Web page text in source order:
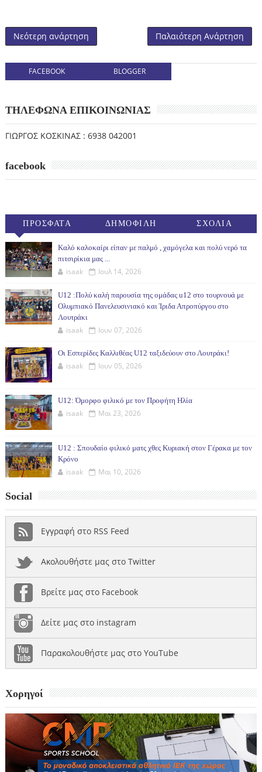
Νεότερη ανάρτηση Παλαιότερη Ανάρτηση
FACEBOOK BLOGGER
ΤΗΛΕΦΩΝΑ ΕΠΙΚΟΙΝΩΝΙΑΣ
ΓΙΩΡΓΟΣ ΚΟΣΚΙΝΑΣ : 6938 042001
facebook
ΠΡΟΣΦΑΤΑ ΔΗΜΟΦΙΛΗ ΣΧΟΛΙΑ
Καλό καλοκαίρι είπαν με παλμό , χαμόγελα και πολύ νερό τα
πιτσιρίκια μας ...
isaak Ιουλ 14, 2026
U12 :Πολύ καλή παρουσία της ομάδας u12 στο τουρνουά με
Ολυμπιακό Πανελευσινιακό και Ίριδα Απροπύργου στο
Λουτράκι
isaak Ιουν 07, 2026
Οι Εσπερίδες Καλλιθέας U12 ταξιδεύουν στο Λουτράκι!
isaak Ιουν 05, 2026
U12: Όμορφο φιλικό με τον Προφήτη Ηλία
isaak Μαι 23, 2026
U12 : Σπουδαίο φιλικό ματς χθες Κυριακή στον Γέρακα με τον
Κρόνο
isaak Μαι 10, 2026
Social
Εγγραφή στο RSS Feed
Ακολουθήστε μας στο Twitter
Βρείτε μας στο Facebook
Δείτε μας στο instagram
Παρακολουθήστε μας στο YouTube
Χορηγοί